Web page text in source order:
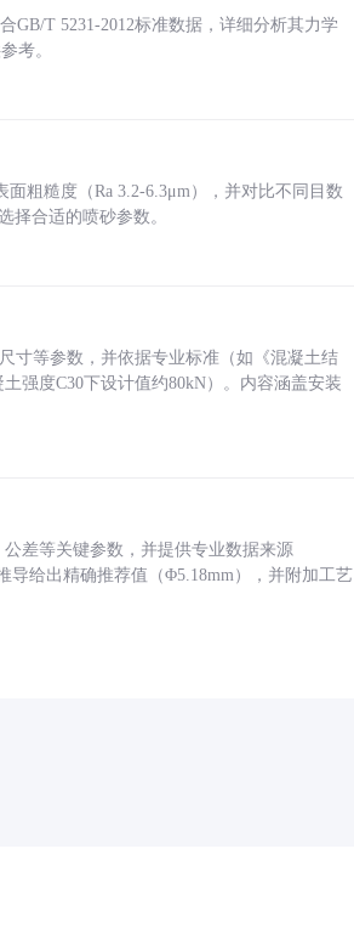
GB/T 5231-2012标准数据，详细分析其力学
考。
粗糙度（Ra 3.2-6.3μm），并对比不同目数
择合适的喷砂参数。
寸等参数，并依据专业标准（如《混凝土结
强度C30下设计值约80kN）。内容涵盖安装
差等关键参数，并提供专业数据来源
导给出精确推荐值（Φ5.18mm），并附加工艺